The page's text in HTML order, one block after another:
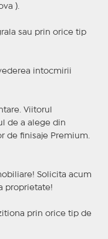
).
sau prin orice tip
intocmirii
Viitorul
de a alege din
de finisaje Premium.
Solicita acum
proprietate!
prin orice tip de